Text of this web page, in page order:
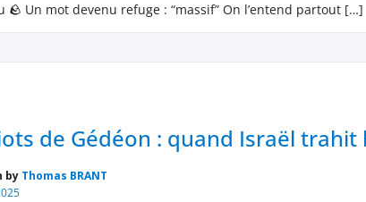
🪨 Un mot devenu refuge : “massif” On l’entend partout […]
de Gédéon : quand Israël
by Thomas BRANT